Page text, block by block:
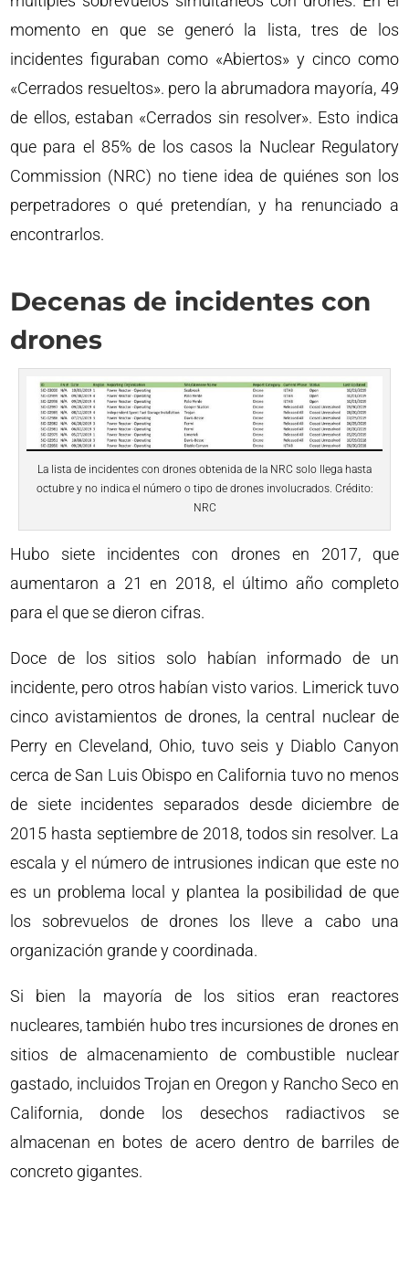
momento en que se generó la lista, tres de los
incidentes figuraban como «Abiertos» y cinco como
«Cerrados resueltos». pero la abrumadora mayoría, 49
de ellos, estaban «Cerrados sin resolver». Esto indica
que para el 85% de los casos la Nuclear Regulatory
Commission (NRC) no tiene idea de quiénes son los
perpetradores o qué pretendían, y ha renunciado a
encontrarlos.
Decenas de incidentes con
drones
La lista de incidentes con drones obtenida de la NRC solo llega hasta
octubre y no indica el número o tipo de drones involucrados. Crédito:
NRC
Hubo siete incidentes con drones en 2017, que
aumentaron a 21 en 2018, el último año completo
para el que se dieron cifras.
Doce de los sitios solo habían informado de un
incidente, pero otros habían visto varios. Limerick tuvo
cinco avistamientos de drones, la central nuclear de
Perry en Cleveland, Ohio, tuvo seis y Diablo Canyon
cerca de San Luis Obispo en California tuvo no menos
de siete incidentes separados desde diciembre de
2015 hasta septiembre de 2018, todos sin resolver. La
escala y el número de intrusiones indican que este no
es un problema local y plantea la posibilidad de que
los sobrevuelos de drones los lleve a cabo una
organización grande y coordinada.
Si bien la mayoría de los sitios eran reactores
nucleares, también hubo tres incursiones de drones en
sitios de almacenamiento de combustible nuclear
gastado, incluidos Trojan en Oregon y Rancho Seco en
California, donde los desechos radiactivos se
almacenan en botes de acero dentro de barriles de
concreto gigantes.